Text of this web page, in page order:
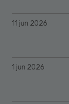
11 jun 2026
1 jun 2026